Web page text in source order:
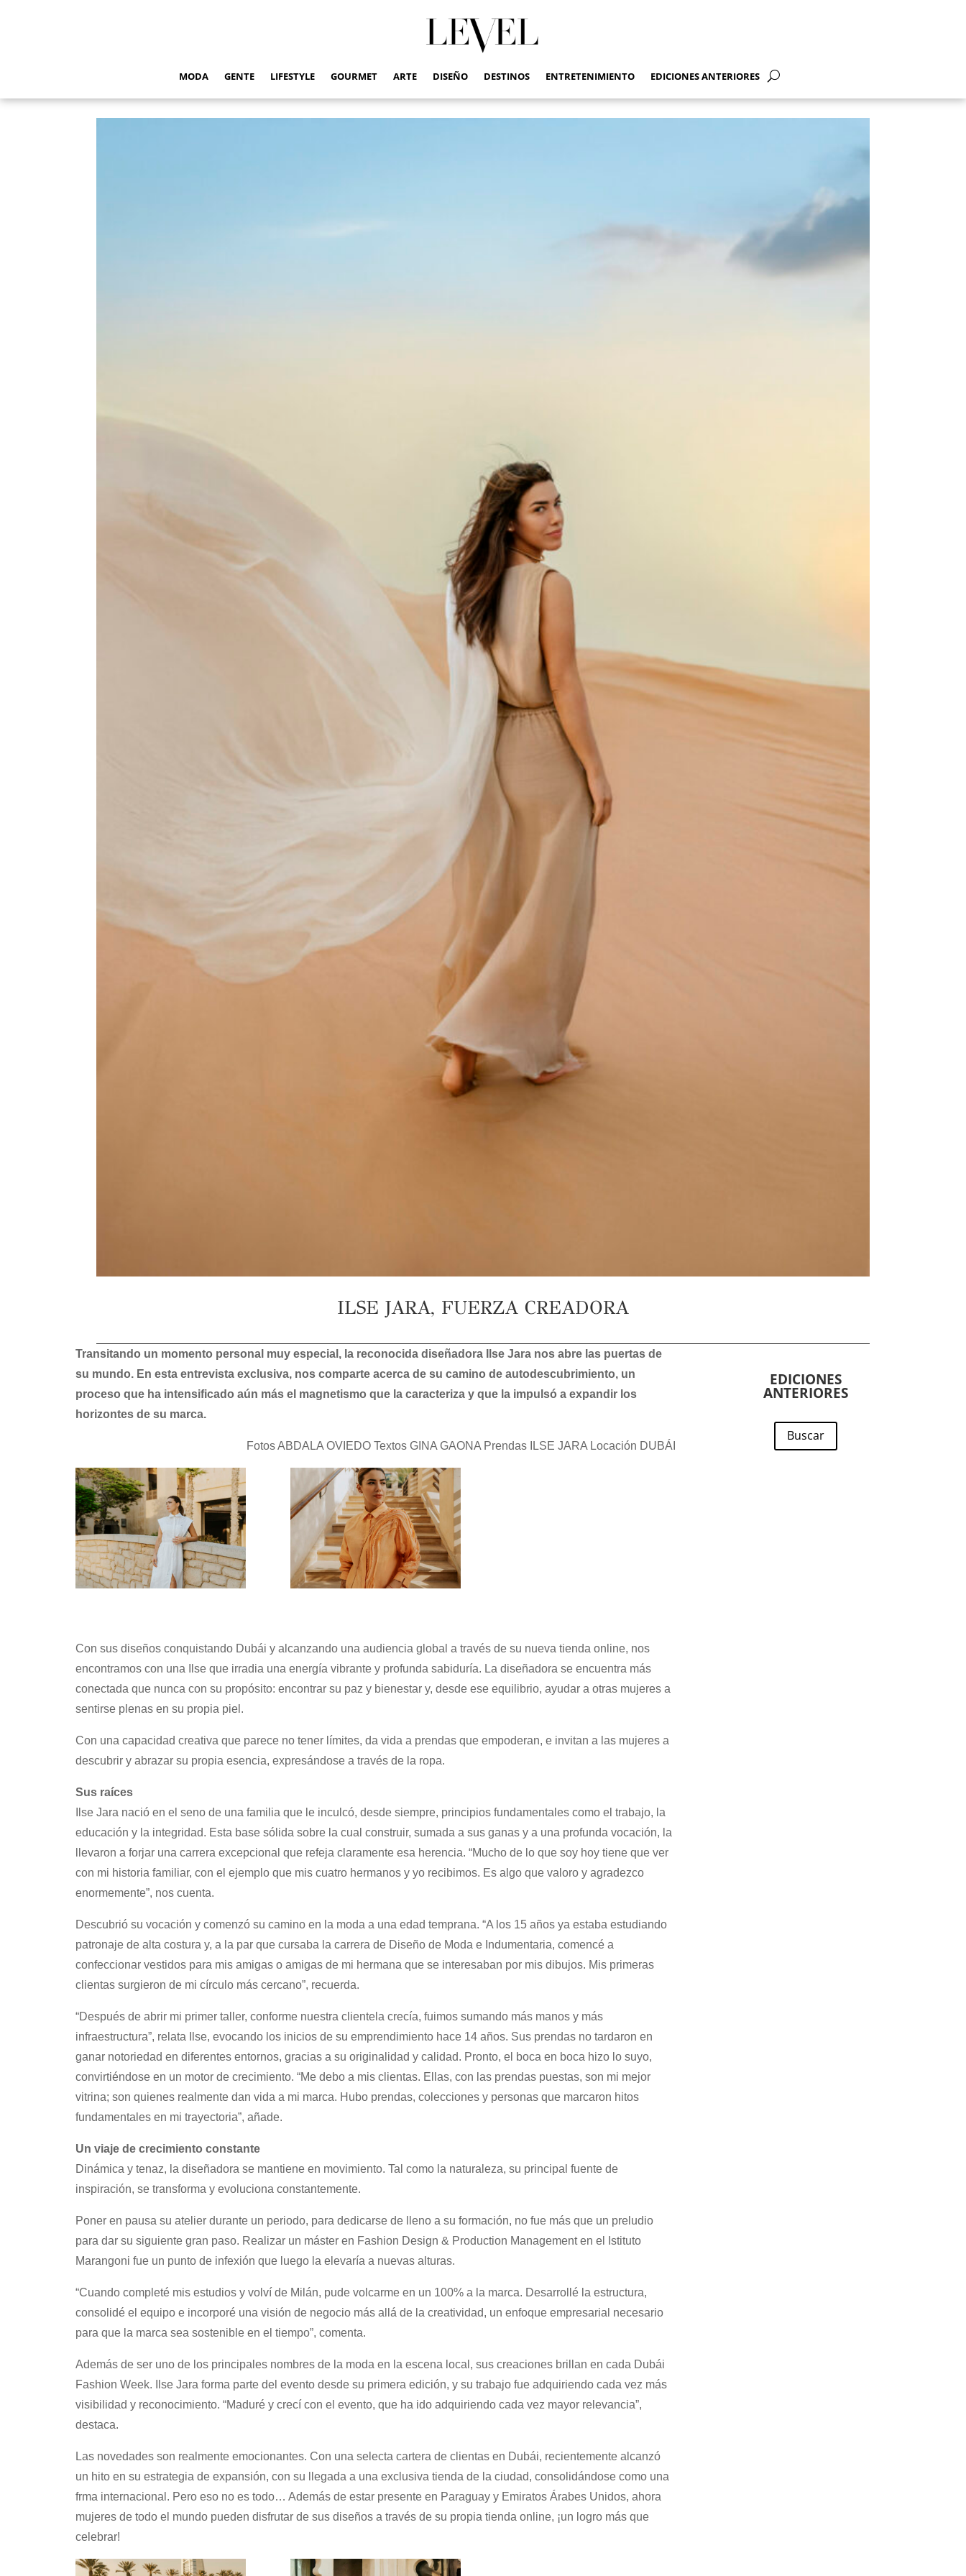
MODA GENTE LIFESTYLE GOURMET ARTE DISEÑO DESTINOS ENTRETENIMIENTO EDICIONES ANTERIORES
ILSE JARA, FUERZA CREADORA
Transitando un momento personal muy especial, la reconocida diseñadora Ilse Jara nos abre las puertas de
su mundo. En esta entrevista exclusiva, nos comparte acerca de su camino de autodescubrimiento, un
proceso que ha intensificado aún más el magnetismo que la caracteriza y que la impulsó a expandir los
horizontes de su marca.
Fotos ABDALA OVIEDO Textos GINA GAONA Prendas ILSE JARA Locación DUBÁI
Con sus diseños conquistando Dubái y alcanzando una audiencia global a través de su nueva tienda online, nos
encontramos con una Ilse que irradia una energía vibrante y profunda sabiduría. La diseñadora se encuentra más
conectada que nunca con su propósito: encontrar su paz y bienestar y, desde ese equilibrio, ayudar a otras mujeres a
sentirse plenas en su propia piel.
Con una capacidad creativa que parece no tener límites, da vida a prendas que empoderan, e invitan a las mujeres a
descubrir y abrazar su propia esencia, expresándose a través de la ropa.
Sus raíces
Ilse Jara nació en el seno de una familia que le inculcó, desde siempre, principios fundamentales como el trabajo, la
educación y la integridad. Esta base sólida sobre la cual construir, sumada a sus ganas y a una profunda vocación, la
llevaron a forjar una carrera excepcional que refeja claramente esa herencia. “Mucho de lo que soy hoy tiene que ver
con mi historia familiar, con el ejemplo que mis cuatro hermanos y yo recibimos. Es algo que valoro y agradezco
enormemente”, nos cuenta.
Descubrió su vocación y comenzó su camino en la moda a una edad temprana. “A los 15 años ya estaba estudiando
patronaje de alta costura y, a la par que cursaba la carrera de Diseño de Moda e Indumentaria, comencé a
confeccionar vestidos para mis amigas o amigas de mi hermana que se interesaban por mis dibujos. Mis primeras
clientas surgieron de mi círculo más cercano”, recuerda.
“Después de abrir mi primer taller, conforme nuestra clientela crecía, fuimos sumando más manos y más
infraestructura”, relata Ilse, evocando los inicios de su emprendimiento hace 14 años. Sus prendas no tardaron en
ganar notoriedad en diferentes entornos, gracias a su originalidad y calidad. Pronto, el boca en boca hizo lo suyo,
convirtiéndose en un motor de crecimiento. “Me debo a mis clientas. Ellas, con las prendas puestas, son mi mejor
vitrina; son quienes realmente dan vida a mi marca. Hubo prendas, colecciones y personas que marcaron hitos
fundamentales en mi trayectoria”, añade.
Un viaje de crecimiento constante
Dinámica y tenaz, la diseñadora se mantiene en movimiento. Tal como la naturaleza, su principal fuente de
inspiración, se transforma y evoluciona constantemente.
Poner en pausa su atelier durante un periodo, para dedicarse de lleno a su formación, no fue más que un preludio
para dar su siguiente gran paso. Realizar un máster en Fashion Design & Production Management en el Istituto
Marangoni fue un punto de infexión que luego la elevaría a nuevas alturas.
“Cuando completé mis estudios y volví de Milán, pude volcarme en un 100% a la marca. Desarrollé la estructura,
consolidé el equipo e incorporé una visión de negocio más allá de la creatividad, un enfoque empresarial necesario
para que la marca sea sostenible en el tiempo”, comenta.
Además de ser uno de los principales nombres de la moda en la escena local, sus creaciones brillan en cada Dubái
Fashion Week. Ilse Jara forma parte del evento desde su primera edición, y su trabajo fue adquiriendo cada vez más
visibilidad y reconocimiento. “Maduré y crecí con el evento, que ha ido adquiriendo cada vez mayor relevancia”,
destaca.
Las novedades son realmente emocionantes. Con una selecta cartera de clientas en Dubái, recientemente alcanzó
un hito en su estrategia de expansión, con su llegada a una exclusiva tienda de la ciudad, consolidándose como una
frma internacional. Pero eso no es todo… Además de estar presente en Paraguay y Emiratos Árabes Unidos, ahora
mujeres de todo el mundo pueden disfrutar de sus diseños a través de su propia tienda online, ¡un logro más que
celebrar!
EDICIONES
ANTERIORES
Buscar